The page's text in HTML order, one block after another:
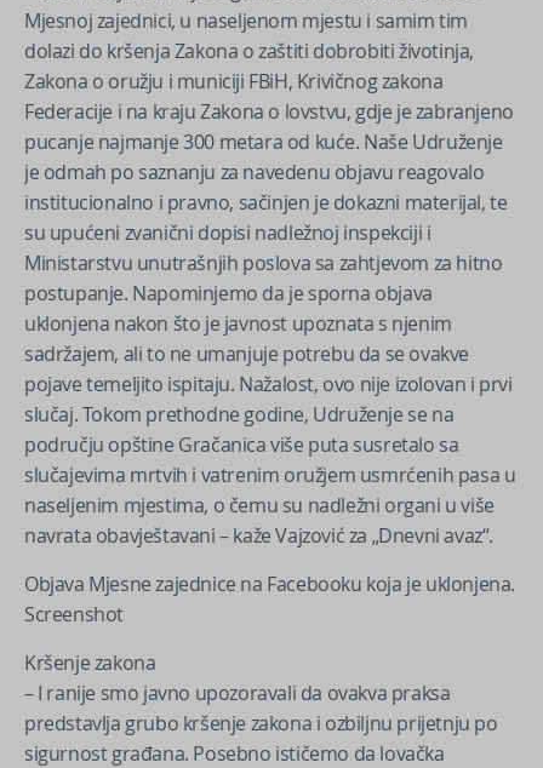
Mjesnoj zajednici, u naseljenom mjestu i samim tim
dolazi do kršenja Zakona o zaštiti dobrobiti životinja,
Zakona o oružju i municiji FBiH, Krivičnog zakona
Federacije i na kraju Zakona o lovstvu, gdje je zabranjeno
pucanje najmanje 300 metara od kuće. Naše Udruženje
je odmah po saznanju za navedenu objavu reagovalo
institucionalno i pravno, sačinjen je dokazni materijal, te
su upućeni zvanični dopisi nadležnoj inspekciji i
Ministarstvu unutrašnjih poslova sa zahtjevom za hitno
postupanje. Napominjemo da je sporna objava
uklonjena nakon što je javnost upoznata s njenim
sadržajem, ali to ne umanjuje potrebu da se ovakve
pojave temeljito ispitaju. Nažalost, ovo nije izolovan i prvi
slučaj. Tokom prethodne godine, Udruženje se na
području opštine Gračanica više puta susretalo sa
slučajevima mrtvih i vatrenim oružjem usmrćenih pasa u
naseljenim mjestima, o čemu su nadležni organi u više
navrata obavještavani – kaže Vajzović za „Dnevni avaz“.
Objava Mjesne zajednice na Facebooku koja je uklonjena.
Screenshot
Kršenje zakona
– I ranije smo javno upozoravali da ovakva praksa
predstavlja grubo kršenje zakona i ozbiljnu prijetnju po
sigurnost građana. Posebno ističemo da lovačka